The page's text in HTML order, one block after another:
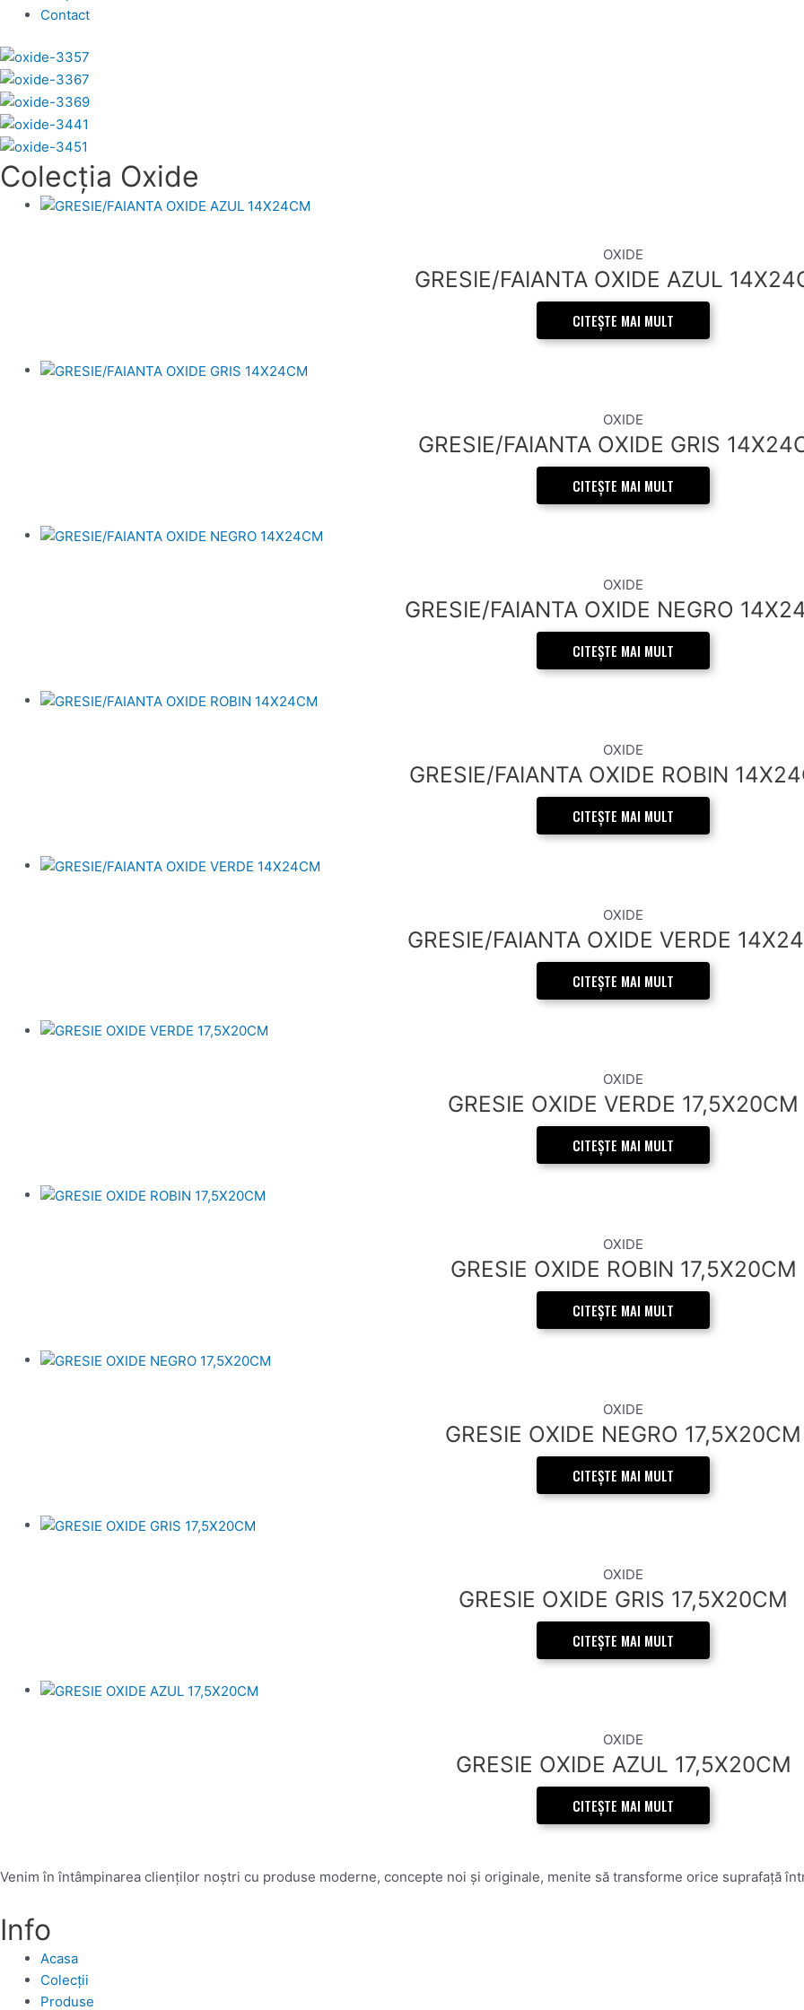
Contact
Colecția Oxide
OXIDE
GRESIE/FAIANTA OXIDE AZUL
CITEȘTE MAI MULT
OXIDE
GRESIE/FAIANTA OXIDE GRIS
CITEȘTE MAI MULT
OXIDE
GRESIE/FAIANTA OXIDE NEGRO
CITEȘTE MAI MULT
OXIDE
GRESIE/FAIANTA OXIDE ROBIN
CITEȘTE MAI MULT
OXIDE
GRESIE/FAIANTA OXIDE VERDE
CITEȘTE MAI MULT
OXIDE
GRESIE OXIDE VERDE 17,5X20CM
CITEȘTE MAI MULT
OXIDE
GRESIE OXIDE ROBIN 17,5X20CM
CITEȘTE MAI MULT
OXIDE
GRESIE OXIDE NEGRO 17,5X20CM
CITEȘTE MAI MULT
OXIDE
GRESIE OXIDE GRIS 17,5X20CM
CITEȘTE MAI MULT
OXIDE
GRESIE OXIDE AZUL 17,5X20CM
CITEȘTE MAI MULT
Venim în întâmpinarea clienților noștri cu produse moderne, concepte noi și originale, menite să transforme orice suprafață
Info
Acasa
Colecții
Produse